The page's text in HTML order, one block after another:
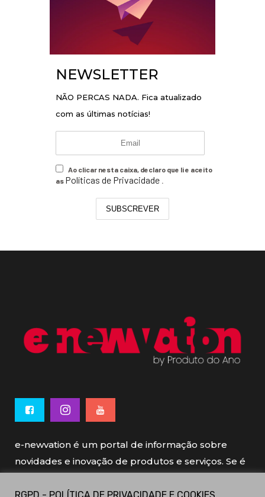
NEWSLETTER
NÃO PERCAS NADA. Fica atualizado
com as últimas notícias!
Ao clicar nesta caixa, declaro que li e aceito
as Políticas de Privacidade .
SUBSCREVER
e-newvation é um portal de informação sobre
novidades e inovação de produtos e serviços. Se é
RGPD - POLÍTICA DE PRIVACIDADE E COOKIES